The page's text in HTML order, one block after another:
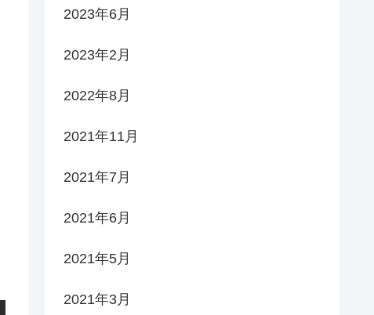
2023年6月
2023年2月
2022年8月
2021年11月
2021年7月
2021年6月
2021年5月
2021年3月